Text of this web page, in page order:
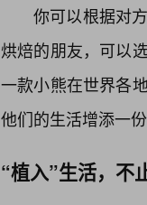
你可以根据对
烘焙的朋友，可以
一款小熊在世界各
他们的生活增添一
“植入”生活，不